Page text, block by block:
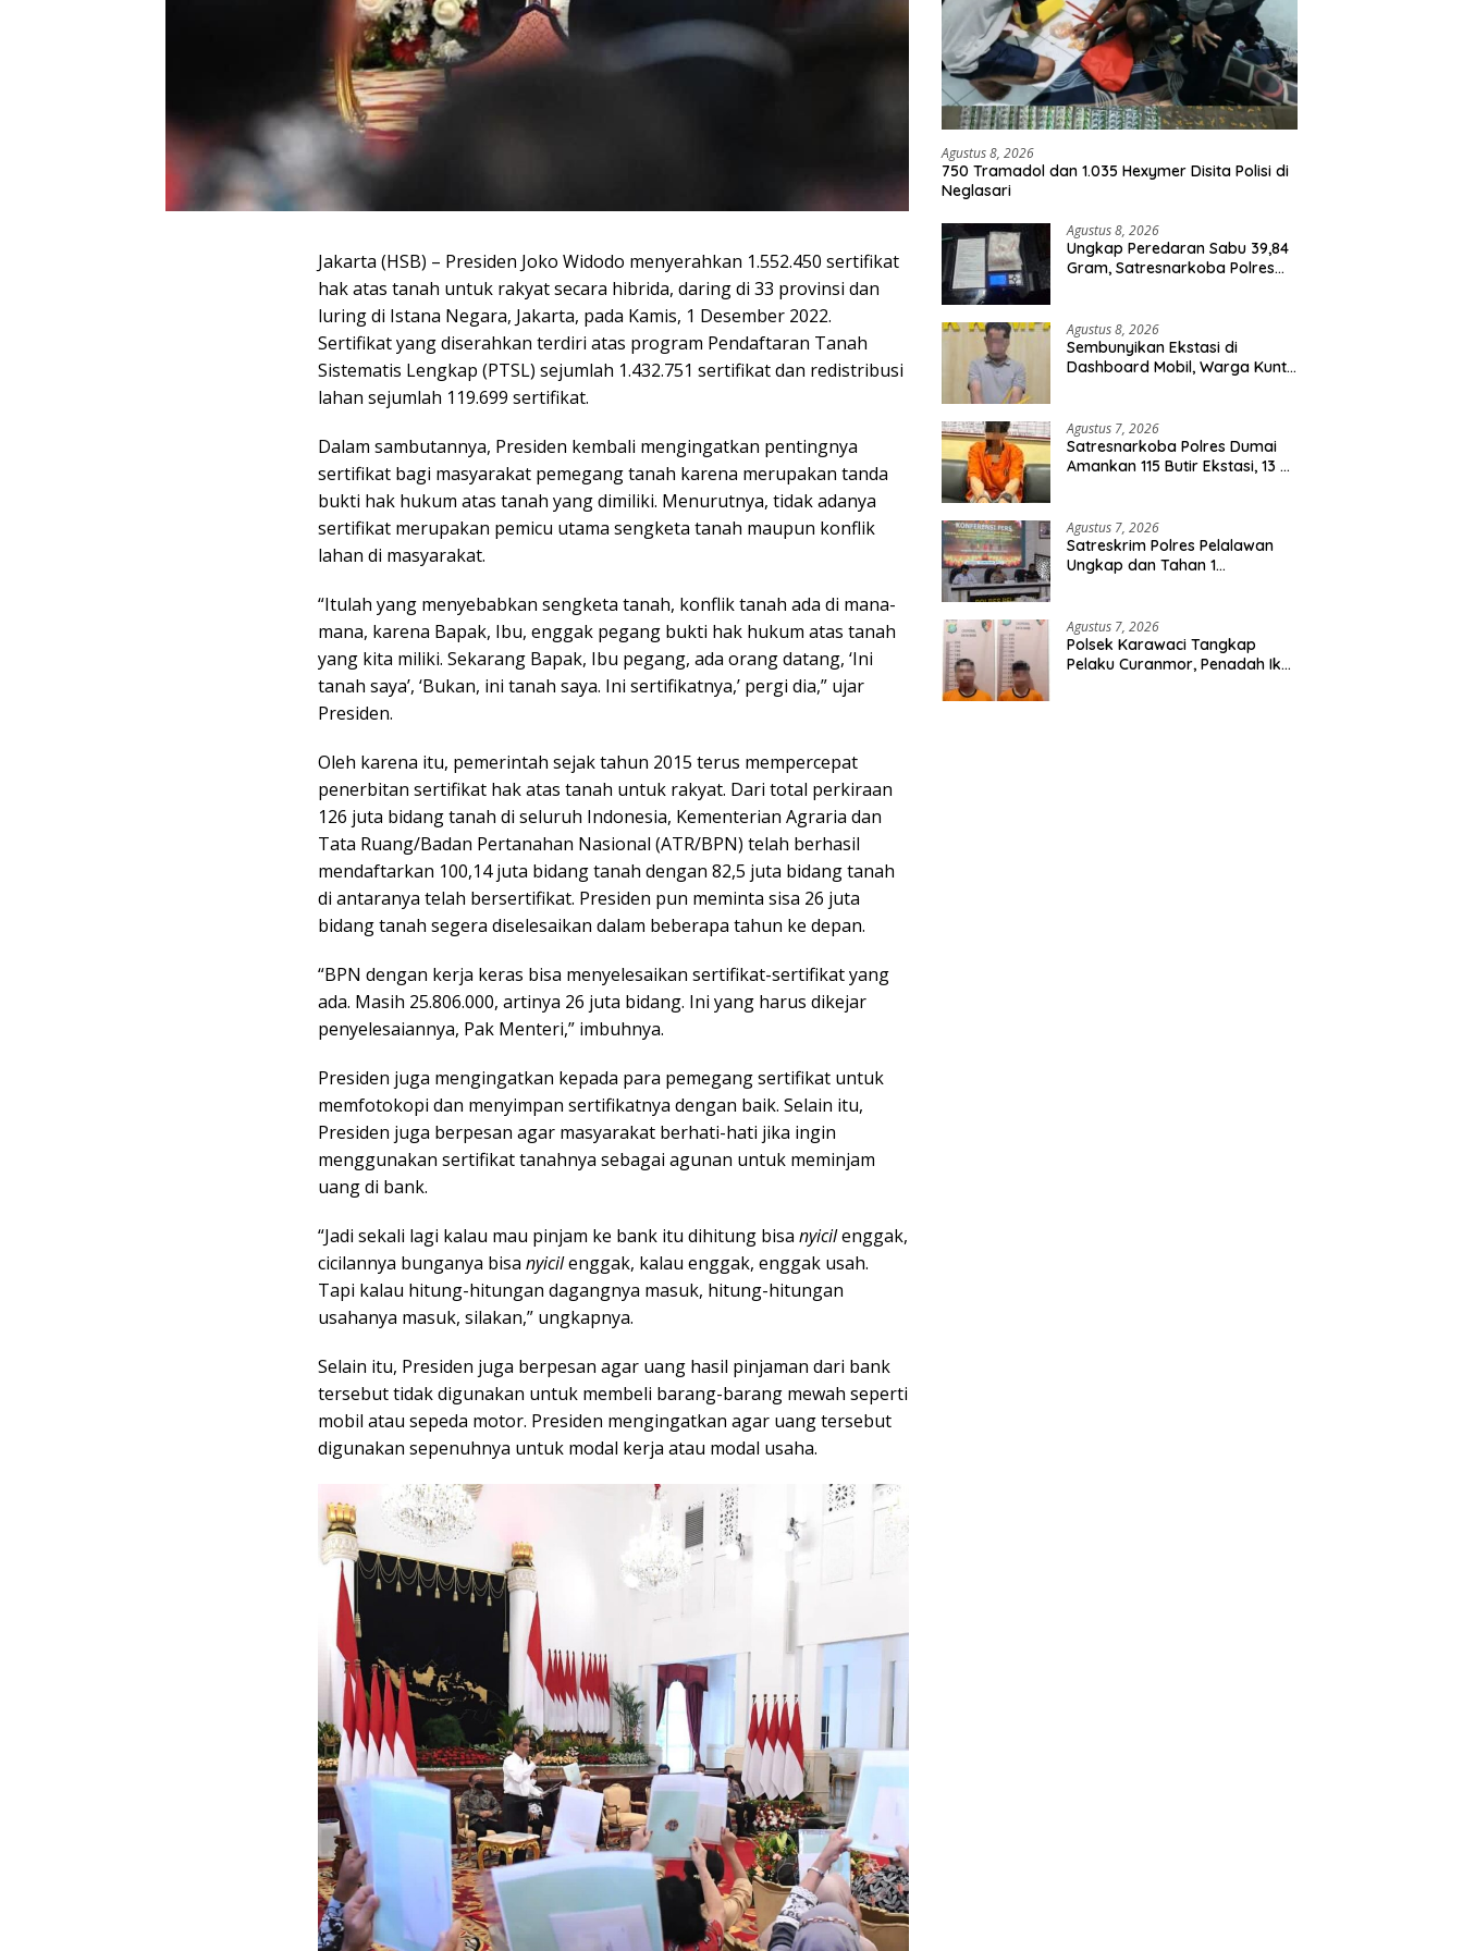
Jakarta (HSB) – Presiden Joko Widodo menyerahkan 1.552.450 sertifikat
hak atas tanah untuk rakyat secara hibrida, daring di 33 provinsi dan
luring di Istana Negara, Jakarta, pada Kamis, 1 Desember 2022.
Sertifikat yang diserahkan terdiri atas program Pendaftaran Tanah
Sistematis Lengkap (PTSL) sejumlah 1.432.751 sertifikat dan redistribusi
lahan sejumlah 119.699 sertifikat.
Dalam sambutannya, Presiden kembali mengingatkan pentingnya
sertifikat bagi masyarakat pemegang tanah karena merupakan tanda
bukti hak hukum atas tanah yang dimiliki. Menurutnya, tidak adanya
sertifikat merupakan pemicu utama sengketa tanah maupun konflik
lahan di masyarakat.
“Itulah yang menyebabkan sengketa tanah, konflik tanah ada di mana-
mana, karena Bapak, Ibu, enggak pegang bukti hak hukum atas tanah
yang kita miliki. Sekarang Bapak, Ibu pegang, ada orang datang, ‘Ini
tanah saya’, ‘Bukan, ini tanah saya. Ini sertifikatnya,’ pergi dia,” ujar
Presiden.
Oleh karena itu, pemerintah sejak tahun 2015 terus mempercepat
penerbitan sertifikat hak atas tanah untuk rakyat. Dari total perkiraan
126 juta bidang tanah di seluruh Indonesia, Kementerian Agraria dan
Tata Ruang/Badan Pertanahan Nasional (ATR/BPN) telah berhasil
mendaftarkan 100,14 juta bidang tanah dengan 82,5 juta bidang tanah
di antaranya telah bersertifikat. Presiden pun meminta sisa 26 juta
bidang tanah segera diselesaikan dalam beberapa tahun ke depan.
“BPN dengan kerja keras bisa menyelesaikan sertifikat-sertifikat yang
ada. Masih 25.806.000, artinya 26 juta bidang. Ini yang harus dikejar
penyelesaiannya, Pak Menteri,” imbuhnya.
Presiden juga mengingatkan kepada para pemegang sertifikat untuk
memfotokopi dan menyimpan sertifikatnya dengan baik. Selain itu,
Presiden juga berpesan agar masyarakat berhati-hati jika ingin
menggunakan sertifikat tanahnya sebagai agunan untuk meminjam
uang di bank.
“Jadi sekali lagi kalau mau pinjam ke bank itu dihitung bisa nyicilenggak,
cicilannya bunganya bisa nyicilenggak, kalau enggak, enggak usah.
Tapi kalau hitung-hitungan dagangnya masuk, hitung-hitungan
usahanya masuk, silakan,” ungkapnya.
Selain itu, Presiden juga berpesan agar uang hasil pinjaman dari bank
tersebut tidak digunakan untuk membeli barang-barang mewah seperti
mobil atau sepeda motor. Presiden mengingatkan agar uang tersebut
digunakan sepenuhnya untuk modal kerja atau modal usaha.
Agustus 8, 2026
750 Tramadol dan 1.035 Hexymer Disita Polisi di
Neglasari
Agustus 8, 2026
Ungkap Peredaran Sabu 39,84
Gram, Satresnarkoba Polres
Agustus 8, 2026
Sembunyikan Ekstasi di
Dashboard Mobil, Warga Kuntu
Agustus 7, 2026
Satresnarkoba Polres Dumai
Amankan 115 Butir Ekstasi, 13 Pil
Agustus 7, 2026
Satreskrim Polres Pelalawan
Ungkap dan Tahan 1
Agustus 7, 2026
Polsek Karawaci Tangkap
Pelaku Curanmor, Penadah Ikut